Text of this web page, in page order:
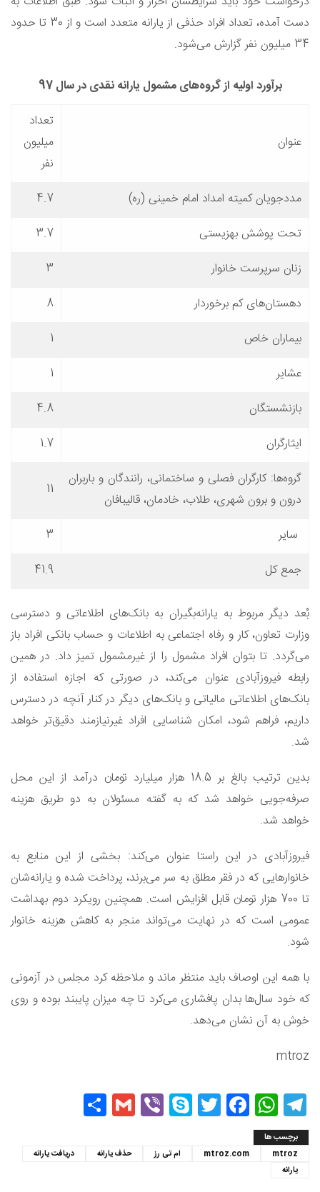
دست آمده، تعداد افراد حذفی از یارانه متعدد است و از 30 تا حدود
34 میلیون نفر گزارش می‌شود.
برآورد اولیه از گروه‌های مشمول یارانه نقدی در سال 97
عنوان
تعداد
میلیون
نفر
مددجویان کمیته امداد امام خمینی (ره)
4.7
تحت پوشش بهزیستی
3.7
زنان سرپرست خانوار
3
دهستان‌های کم برخوردار
8
بیماران خاص
1
عشایر
1
بازنشستگان
4.8
ایثارگران
1.7
گروه‌ها: کارگران فصلی و ساختمانی، رانندگان و باربران
درون و برون شهری، طلاب، خادمان، قالیبافان
11
سایر
3
جمع کل
41.9
بُعد دیگر مربوط به یارانه‌بگیران به بانک‌های اطلاعاتی و دسترسی
وزارت تعاون، کار و رفاه اجتماعی به اطلاعات و حساب بانکی افراد باز
می‌گردد. تا بتوان افراد مشمول را از غیرمشمول تمیز داد. در همین
رابطه فیروزآبادی عنوان می‌کند، در صورتی که اجازه استفاده از
بانک‌های اطلاعاتی مالیاتی و بانک‌های دیگر در کنار آنچه در دسترس
داریم، فراهم شود، امکان شناسایی افراد غیرنیازمند دقیق‌تر خواهد
شد.
بدین ترتیب بالغ بر 18.5 هزار میلیارد تومان درآمد از این محل
صرفه‌جویی خواهد شد که به گفته مسئولان به دو طریق هزینه
خواهد شد.
فیروزآبادی در این راستا عنوان می‌کند: بخشی از این منابع به
خانوارهایی که در فقر مطلق به سر می‌برند، پرداخت شده و یارانه‌شان
تا 700 هزار تومان قابل افزایش است. همچنین رویکرد دوم بهداشت
عمومی است که در نهایت می‌تواند منجر به کاهش هزینه خانوار
شود.
با همه این اوصاف باید منتظر ماند و ملاحظه کرد مجلس در آزمونی
که خود سال‌ها بدان پافشاری می‌کرد تا چه میزان پایبند بوده و روی
خوش به آن نشان می‌دهد.
mtroz
Telegram
WhatsApp
Facebook
Twitter
Skype
Viber
Gmail
برچسب ها
mtroz
mtroz.com ام تی رز حذف یارانه
دریافت یارانه
یارانه‌